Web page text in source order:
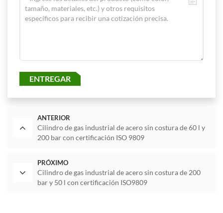
ENTREGAR
ANTERIOR
Cilindro de gas industrial de acero sin costura de 60 l y
200 bar con certificación ISO 9809
PRÓXIMO
Cilindro de gas industrial de acero sin costura de 200
bar y 50 l con certificación ISO9809